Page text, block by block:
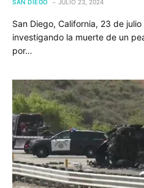
SAN DIEGO JULIO 23, 2024
San Diego, California, 23 de
investigando la muerte de un
por…